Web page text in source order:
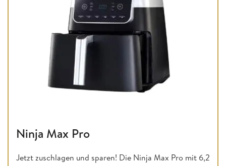
Ninja Max Pro
Jetzt zuschlagen und sparen! Die Ninja Max Pro mit 6,2